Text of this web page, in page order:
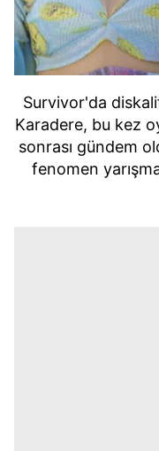
Survivor'da
Karadere, bu kez
sonrası gündem
fenomen